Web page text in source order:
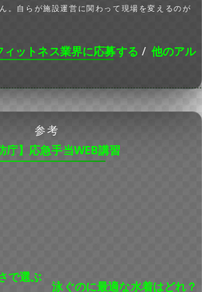
。自らが施設運営に関わって現場を変えるのが
ットネス業界に応募する / 他のアル
参考
庁】応急手当WEB講習
で選ぶ
泳ぐのに最適な水着はどれ？